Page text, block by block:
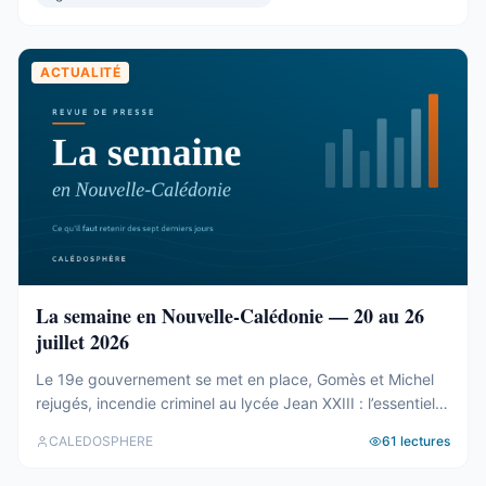
ACTUALITÉ
La semaine en Nouvelle-Calédonie — 20 au 26
juillet 2026
Le 19e gouvernement se met en place, Gomès et Michel
rejugés, incendie criminel au lycée Jean XXIII : l’essentiel
CALEDOSPHERE 61 lectures